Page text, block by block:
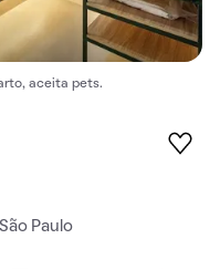
aceita pets.
Paulo